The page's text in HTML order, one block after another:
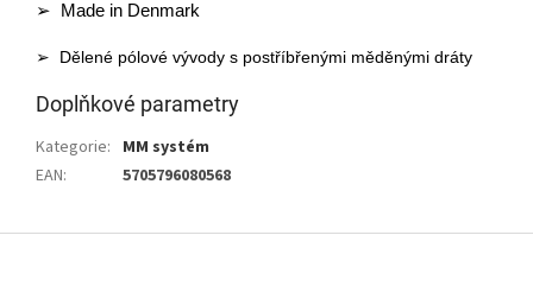
➢ Made in Denmark
➢ Dělené pólové vývody s postříbřenými měděnými dráty
Doplňkové parametry
Kategorie: MM systém
EAN: 5705796080568